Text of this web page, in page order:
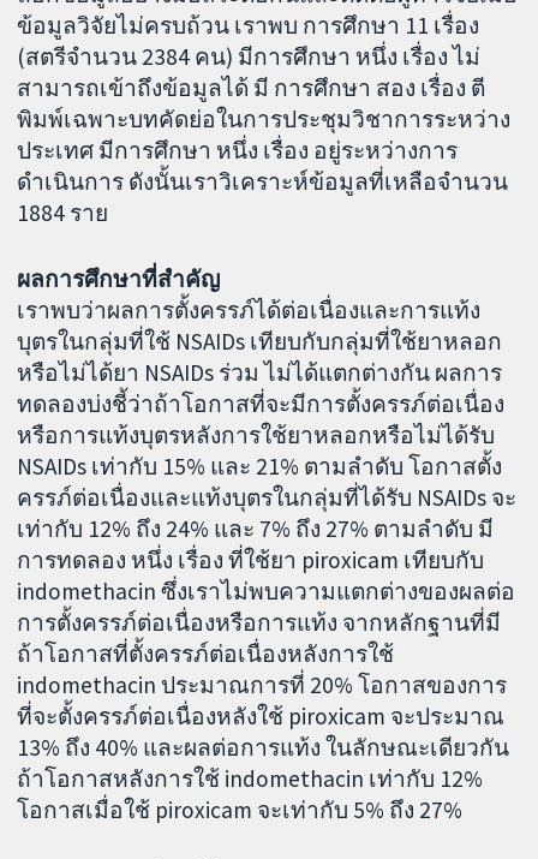
ข้อมูลวิจัยไม่ครบถ้วน เราพบ การศึกษา 11 เรื่อง
(สตรีจำนวน 2384 คน) มีการศึกษา หนึ่ง เรื่อง ไม่
สามารถเข้าถึงข้อมูลได้ มี การศึกษา สอง เรื่อง ตี
พิมพ์เฉพาะบทคัดย่อในการประชุมวิชาการระหว่าง
ประเทศ มีการศึกษา หนึ่ง เรื่อง อยู่ระหว่างการ
ดำเนินการ ดังนั้นเราวิเคราะห์ข้อมูลที่เหลือจำนวน
1884 ราย
ผลการศึกษาที่สำคัญ
เราพบว่าผลการตั้งครรภ์ได้ต่อเนื่องและการแท้ง
บุตรในกลุ่มที่ใช้ NSAIDs เทียบกับกลุ่มที่ใช้ยาหลอก
หรือไม่ได้ยา NSAIDs ร่วม ไม่ได้แตกต่างกัน ผลการ
ทดลองบ่งชี้ว่าถ้าโอกาสที่จะมีการตั้งครรภ์ต่อเนื่อง
หรือการแท้งบุตรหลังการใช้ยาหลอกหรือไม่ได้รับ
NSAIDs เท่ากับ 15% และ 21% ตามลำดับ โอกาสตั้ง
ครรภ์ต่อเนื่องและแท้งบุตรในกลุ่มที่ได้รับ NSAIDs จะ
เท่ากับ 12% ถึง 24% และ 7% ถึง 27% ตามลำดับ มี
การทดลอง หนึ่ง เรื่อง ที่ใช้ยา piroxicam เทียบกับ
indomethacin ซึ่งเราไม่พบความแตกต่างของผลต่อ
การตั้งครรภ์ต่อเนื่องหรือการแท้ง จากหลักฐานที่มี
ถ้าโอกาสที่ตั้งครรภ์ต่อเนื่องหลังการใช้
indomethacin ประมาณการที่ 20% โอกาสของการ
ที่จะตั้งครรภ์ต่อเนื่องหลังใช้ piroxicam จะประมาณ
13% ถึง 40% และผลต่อการแท้ง ในลักษณะเดียวกัน
ถ้าโอกาสหลังการใช้ indomethacin เท่ากับ 12%
โอกาสเมื่อใช้ piroxicam จะเท่ากับ 5% ถึง 27%